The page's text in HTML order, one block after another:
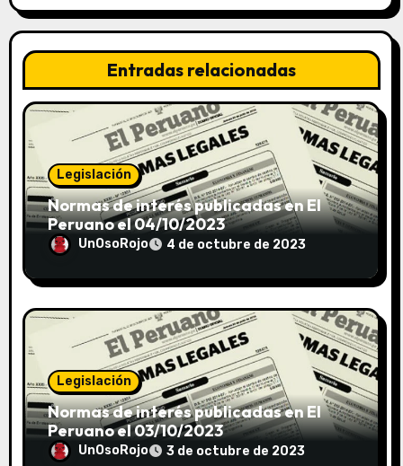
Entradas relacionadas
Legislación
Normas de interés publicadas en El
Peruano el 04/10/2023
UnOsoRojo 4 de octubre de 2023
Legislación
Normas de interés publicadas en El
Peruano el 03/10/2023
UnOsoRojo 3 de octubre de 2023